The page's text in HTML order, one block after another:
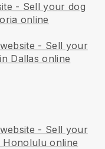
- Sell your dog
online
- Sell your
Dallas online
- Sell your
Honolulu online